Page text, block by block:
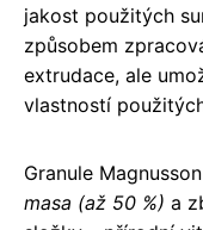
jakost použitých
způsobem
extrudace, ale
vlastností
Granule
masa (až 50 %) a